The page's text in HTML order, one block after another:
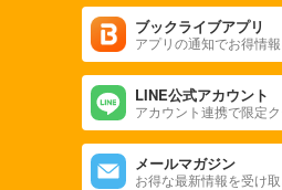
東京Ｓ黄尾探偵団 もっとも危険なゲー
東京Ｓ黄尾探偵団 バカップルがいっぱ
東京Ｓ黄尾探偵団 雨の海に眠れ
東京Ｓ黄尾探偵団 Ｓ黄尾、解散!?
ブックライブアプリ
アプリの通知でお得情
LINE公式アカウント
アカウント連携で限定
メールマガジン
お得な最新情報を受け取